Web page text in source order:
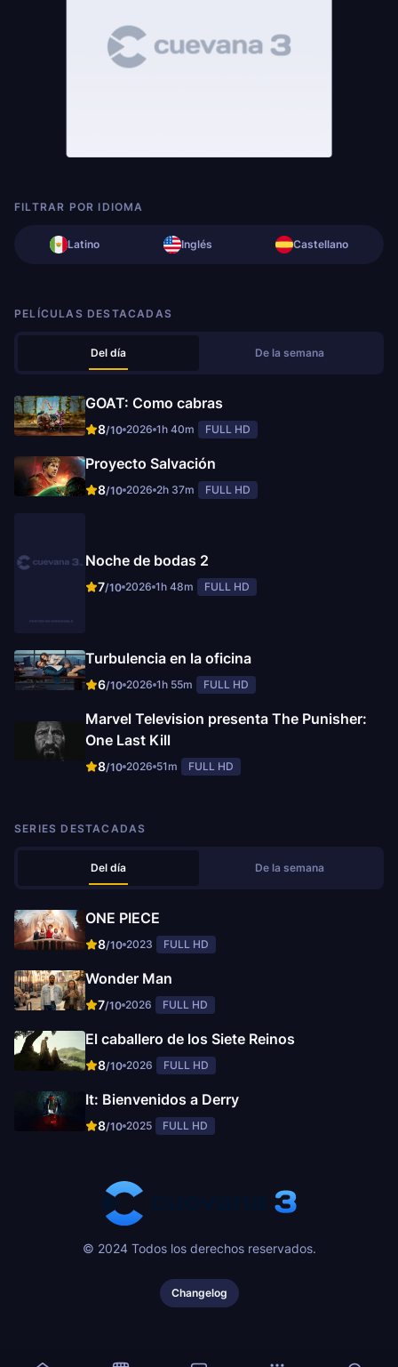
FILTRAR POR IDIOMA
Latino Inglés Castellano
PELÍCULAS DESTACADAS
Del día De la semana
GOAT: Como cabras
8/10 2026 1h 40m FULL HD
Proyecto Salvación
8/10 2026 2h 37m FULL HD
Noche de bodas 2
7/10 2026 1h 48m FULL HD
Turbulencia en la oficina
6/10 2026 1h 55m FULL HD
Marvel Television presenta The Punisher:
One Last Kill
8/10 2026 51m FULL HD
SERIES DESTACADAS
Del día De la semana
ONE PIECE
8/10 2023 FULL HD
Wonder Man
7/10 2026 FULL HD
El caballero de los Siete Reinos
8/10 2026 FULL HD
It: Bienvenidos a Derry
8/10 2025 FULL HD
© 2024 Todos los derechos reservados.
Changelog